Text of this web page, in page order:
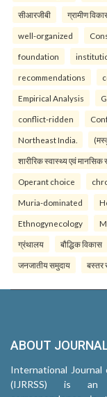
सीआरजीबी ग्रामीण
well-organized
foundation
recommendations
Empirical Analysis
conflict-ridden
Northeast India.
शारीरिक स्वास्थ्य एवं मानसिक
Operant choice
Muria-dominated
Ethnogynecology
ग्रंथालय बौद्धिक विकास
जनजातीय समुदाय बस्तर
ABOUT
International Journal
(IJRRSS) is an